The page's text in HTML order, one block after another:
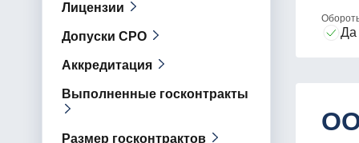
Лицензии
Допуски СРО
Аккредитация
Выполненные госконтракты
Размер госконтрактов
Да